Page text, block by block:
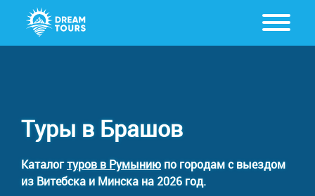
Туры в Брашов
Каталогтуров в Румынию по городам с выездом
из Витебска и Минска на 2026 год.